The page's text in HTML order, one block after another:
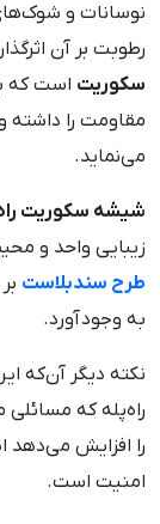
نوسانات و
رطوبت بر آن
سکوریت است که
مقاومت را داشته
می‌نماید.
شیشه سکوریت
زیبایی واحد و
طرح سندبلاست
به وجود آورد.
نکته دیگر آن‌که
راه‌پله که
را افزایش می‌دهد
امنیت است.